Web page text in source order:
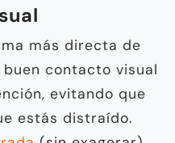
más directa de
contacto visual
evitando que
estás distraído.